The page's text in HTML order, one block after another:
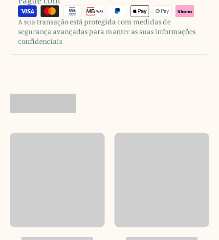
A sua transação está protegida com medidas de
segurança avançadas para manter as suas informações
confidenciais